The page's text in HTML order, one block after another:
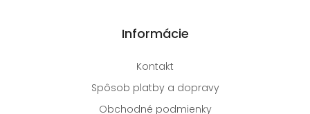
Informácie
Kontakt
Spôsob platby a dopravy
Obchodné podmienky